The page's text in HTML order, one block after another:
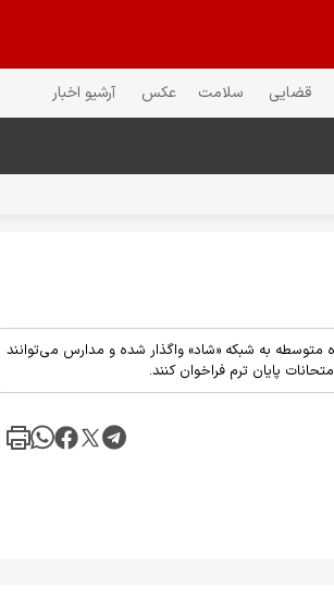
قضایی سلامت عکس آرشیو اخبار
متوسطه به شبکه «شاد» واگذار شده و مدارس می‌توانند
پایان ترم فراخوان کنند.